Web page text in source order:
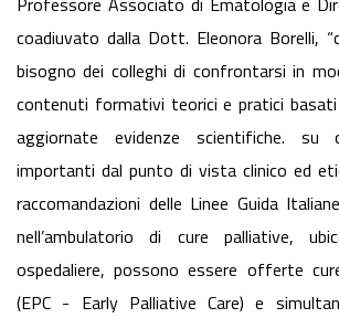
coadiuvato dalla Dott. Eleonora Borelli,
bisogno dei colleghi di confrontarsi in
contenuti formativi teorici e pratici
aggiornate evidenze scientifiche.
importanti dal punto di vista clinico ed
raccomandazioni delle Linee Guida
nell’ambulatorio di cure palliative,
ospedaliere, possono essere offerte
(EPC - Early Palliative Care) e